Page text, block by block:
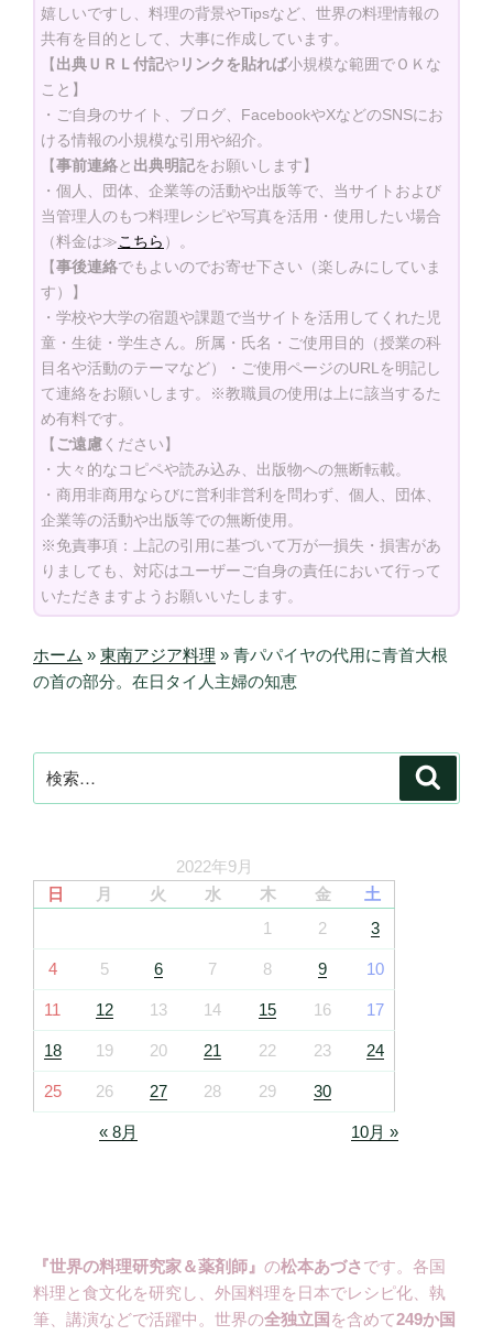
嬉しいですし、料理の背景やTipsなど、世界の料理情報の
共有を目的として、大事に作成しています。
【出典ＵＲＬ付記やリンクを貼れば小規模な範囲でＯＫな
こと】
・ご自身のサイト、ブログ、FacebookやXなどのSNSにお
ける情報の小規模な引用や紹介。
【事前連絡と 出典明記をお願いします】
・個人、団体、企業等の活動や出版等で、当サイトおよび
当管理人のもつ料理レシピや写真を活用・使用したい場合
（料金は≫こちら ）。
【事後連絡でもよいのでお寄せ下さい（楽しみにしていま
す）】
・学校や大学の宿題や課題で当サイトを活用してくれた児
童・生徒・学生さん。所属・氏名・ご使用目的（授業の科
目名や活動のテーマなど）・ご使用ページのURLを明記し
て連絡をお願いします。※教職員の使用は上に該当するた
め有料です。
【 ご遠慮ください】
・大々的なコピペや読み込み、出版物への無断転載。
・商用非商用ならびに営利非営利を問わず、個人、団体、
企業等の活動や出版等での無断使用。
※免責事項：上記の引用に基づいて万が一損失・損害があ
りましても、対応はユーザーご自身の責任において行って
いただきますようお願いいたします。
ホーム » 東南アジア料理 » 青パパイヤの代用に青首大根
の首の部分。在日タイ人主婦の知恵
索:
2022年9月
日
月 火 水 木 金
土
1
2 3
4 5 6 7 8 9 10
11 12 13 14 15 16 17
18 19 20 21 22 23 24
25 26 27 28 29 30
« 8月 10月 »
『世界の料理研究家＆薬剤師』 の松本あづさです。各国
料理と食文化を研究し、外国料理を日本でレシピ化、執
筆、講演などで活躍中。世界の全独立国 を含めて249か国